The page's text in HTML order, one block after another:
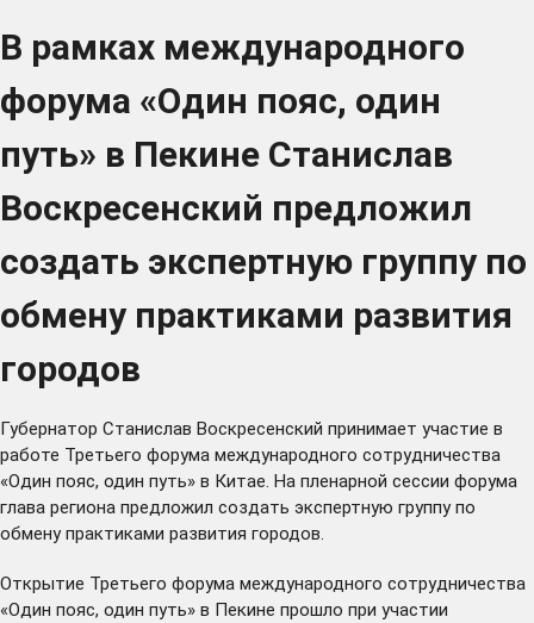
В рамках международного
форума «Один пояс, один
путь» в Пекине Станислав
Воскресенский предложил
создать экспертную группу по
обмену практиками развития
городов
Губернатор Станислав Воскресенский принимает участие в
работе Третьего форума международного сотрудничества
«Один пояс, один путь» в Китае. На пленарной сессии форума
глава региона предложил создать экспертную группу по
обмену практиками развития городов.
Открытие Третьего форума международного сотрудничества
«Один пояс, один путь» в Пекине прошло при участии